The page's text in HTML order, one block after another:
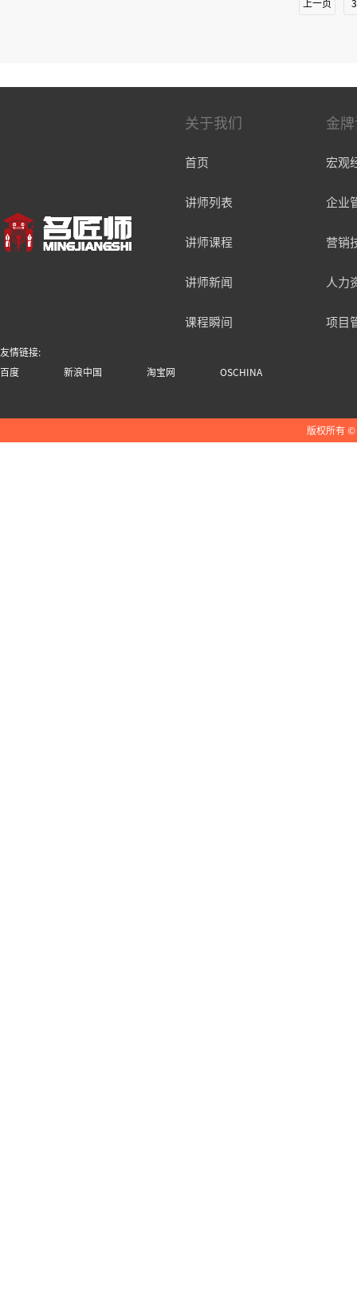
上一页
关于我们
首页
讲师列表
讲师课程
讲师新闻
课程瞬间
金
宏观
企业
营销
人力
项目
友情链接:
百度 新浪中国 淘宝网 OSCHINA
版权所有